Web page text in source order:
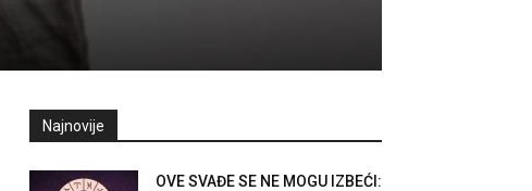
Najnovije
OVE SVAĐE SE NE MOGU IZBEĆI: